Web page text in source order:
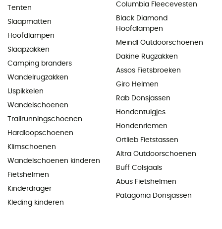
Tenten
Slaapmatten
Hoofdlampen
Slaapzakken
Camping branders
Wandelrugzakken
IJspikkelen
Wandelschoenen
Trailrunningschoenen
Hardloopschoenen
Klimschoenen
Wandelschoenen kinderen
Fietshelmen
Kinderdrager
Kleding kinderen
Columbia Fleecevesten
Black Diamond
Hoofdlampen
Meindl Outdoorschoenen
Dakine Rugzakken
Assos Fietsbroeken
Giro Helmen
Rab Donsjassen
Hondentuigjes
Hondenriemen
Ortlieb Fietstassen
Altra Outdoorschoenen
Buff Colsjaals
Abus Fietshelmen
Patagonia Donsjassen